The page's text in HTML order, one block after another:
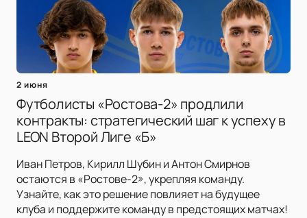
2 июня
Футболисты «Ростова-2» продлили
контракты: стратегический шаг к успеху в
LEON Второй Лиге «Б»
Иван Петров, Кирилл Шубин и Антон Смирнов
остаются в «Ростове-2», укрепляя команду.
Узнайте, как это решение повлияет на будущее
клуба и поддержите команду в предстоящих матчах!